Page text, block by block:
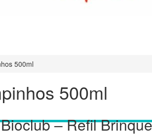
500ml
500ml
Bioclub – Refil